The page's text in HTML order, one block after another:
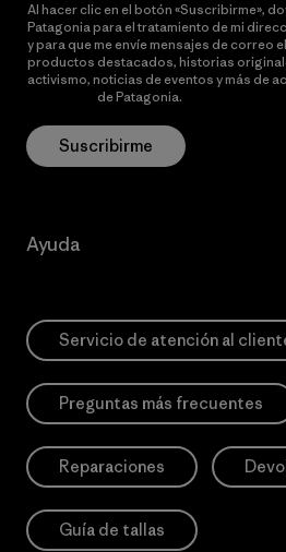
Al hacer clic en el botón «Suscribirme»,
Patagonia para el tratamiento de mi
y para que me envíe mensajes de correo
productos destacados, historias
activismo, noticias de eventos y más de
de Patagonia.
Suscribirme
Ayuda
Servicio de atención al
Preguntas más frecuentes
Reparaciones
Guía de tallas